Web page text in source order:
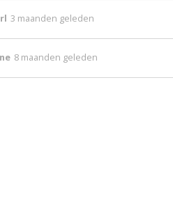
3 maanden geleden
8 maanden geleden